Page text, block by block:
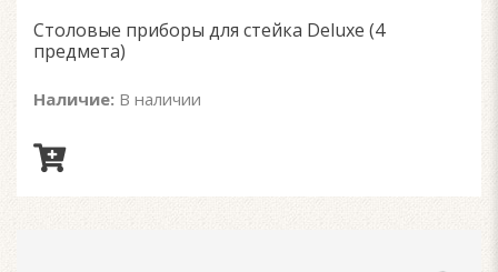
5
Столовые приборы для стейка Deluxe (4
предмета)
Наличие: В наличии